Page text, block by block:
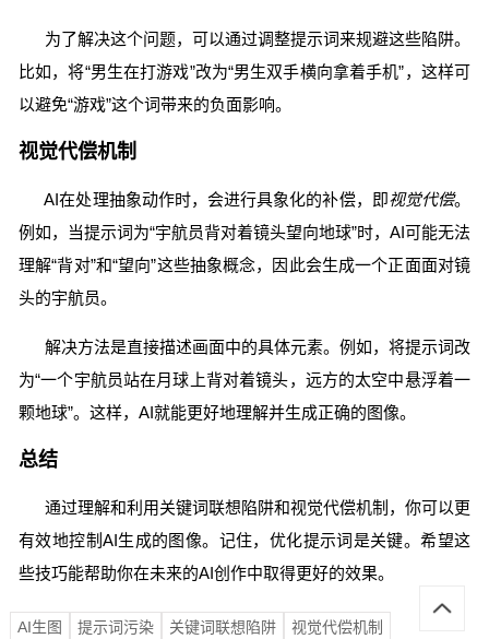
为了解决这个问题，可以通过调整提示词来规避这些陷阱。
比如，将“男生在打游戏”改为“男生双手横向拿着手机”，这样可
以避免“游戏”这个词带来的负面影响。
视觉代偿机制
AI在处理抽象动作时，会进行具象化的补偿，即视觉代偿。
例如，当提示词为“宇航员背对着镜头望向地球”时，AI可能无法
理解“背对”和“望向”这些抽象概念，因此会生成一个正面面对镜
头的宇航员。
解决方法是直接描述画面中的具体元素。例如，将提示词改
为“一个宇航员站在月球上背对着镜头，远方的太空中悬浮着一
颗地球”。这样，AI就能更好地理解并生成正确的图像。
总结
通过理解和利用关键词联想陷阱和视觉代偿机制，你可以更
有效地控制AI生成的图像。记住，优化提示词是关键。希望这
些技巧能帮助你在未来的AI创作中取得更好的效果。
AI生图 提示词污染 关键词联想陷阱 视觉代偿机制